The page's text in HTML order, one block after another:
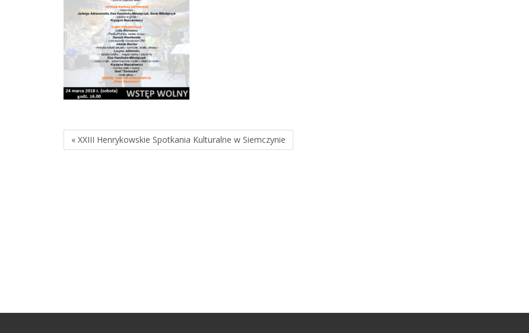
« XXIII Henrykowskie Spotkania Kulturalne w Siemczynie